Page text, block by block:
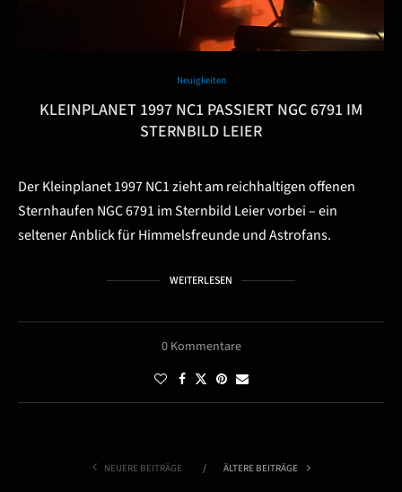
Neuigkeiten
KLEINPLANET 1997 NC1 PASSIERT NGC 6791 IM
STERNBILD LEIER
Der Kleinplanet 1997 NC1 zieht am reichhaltigen offenen
Sternhaufen NGC 6791 im Sternbild Leier vorbei – ein
seltener Anblick für Himmelsfreunde und Astrofans.
WEITERLESEN
0 Kommentare
NEUERE BEITRÄGE ÄLTERE BEITRÄGE